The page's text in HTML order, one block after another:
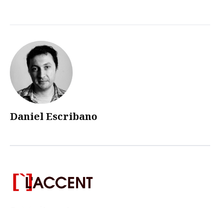
Daniel Escribano